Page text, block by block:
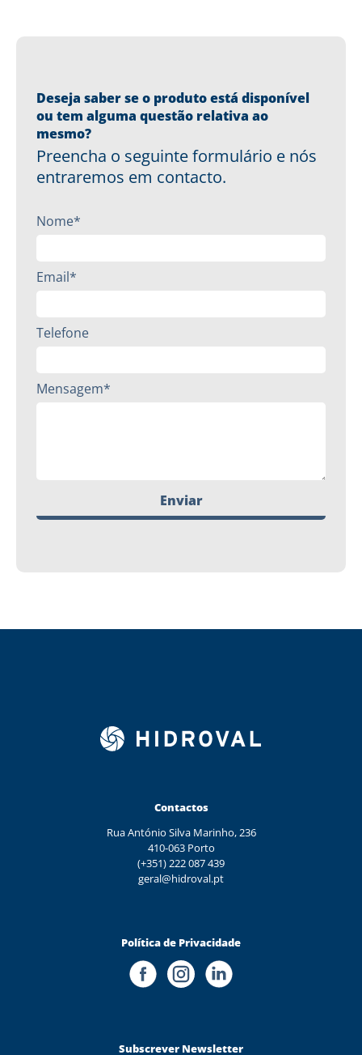
Deseja saber se o produto está disponível
ou tem alguma questão relativa ao
mesmo?
Preencha o seguinte formulário e nós
entraremos em contacto.
Nome*
Email*
Telefone
Mensagem*
Enviar
Contactos
Rua António Silva Marinho, 236
410-063 Porto
(+351) 222 087 439
geral@hidroval.pt
Política de Privacidade
Subscrever Newsletter